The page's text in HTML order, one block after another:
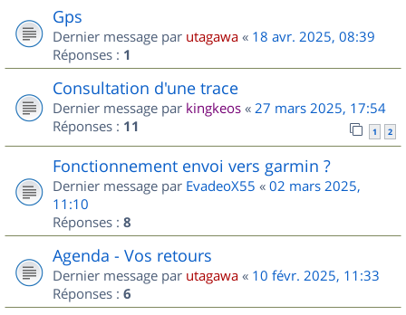
Gps
Dernier message par utagawa « 18 avr. 2025, 08:39
Réponses : 1
Consultation d'une trace
Dernier message par kingkeos « 27 mars 2025, 17:54
Réponses : 11 1 2
Fonctionnement envoi vers garmin ?
Dernier message par EvadeoX55 « 02 mars 2025,
11:10
Réponses : 8
Agenda - Vos retours
Dernier message par utagawa « 10 févr. 2025, 11:33
Réponses : 6